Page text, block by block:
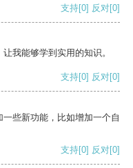
支持[0] 反对[0]
我能够学到实用的知识。
支持[0] 反对[0]
些新功能，比如增加一个自
支持[0] 反对[0]